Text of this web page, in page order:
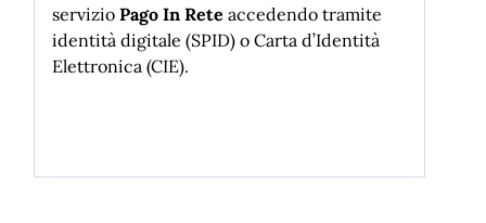
servizio Pago In Rete accedendo tramite
identità digitale (SPID) o Carta d’Identità
Elettronica (CIE).